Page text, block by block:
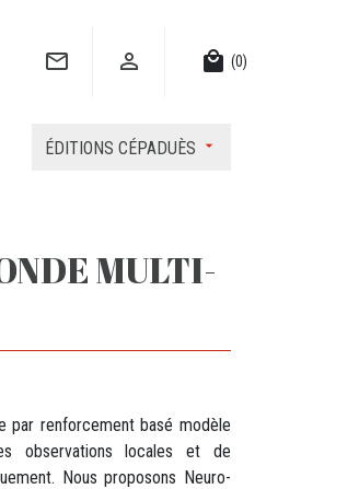
  local_mall (0)
ÉDITIONS CÉPADUÈS
MULTI-
par renforcement basé modèle
observations locales et de
Nous proposons Neuro-